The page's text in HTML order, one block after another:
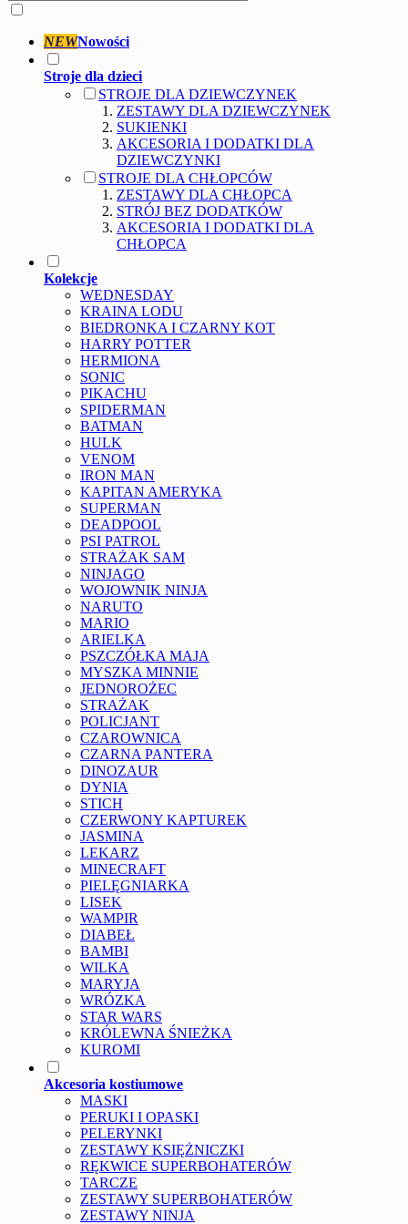
NEWNowości
Stroje dla dzieci
STROJE DLA DZIEWCZYNEK
ZESTAWY DLA DZIEWCZYNEK
SUKIENKI
AKCESORIA I DODATKI DLA
DZIEWCZYNKI
STROJE DLA CHŁOPCÓW
ZESTAWY DLA CHŁOPCA
STRÓJ BEZ DODATKÓW
AKCESORIA I DODATKI DLA
CHŁOPCA
Kolekcje
WEDNESDAY
KRAINA LODU
BIEDRONKA I CZARNY KOT
HARRY POTTER
HERMIONA
SONIC
PIKACHU
SPIDERMAN
BATMAN
HULK
VENOM
IRON MAN
KAPITAN AMERYKA
SUPERMAN
DEADPOOL
PSI PATROL
STRAŻAK SAM
NINJAGO
WOJOWNIK NINJA
NARUTO
MARIO
ARIELKA
PSZCZÓŁKA MAJA
MYSZKA MINNIE
JEDNOROŻEC
STRAŻAK
POLICJANT
CZAROWNICA
CZARNA PANTERA
DINOZAUR
DYNIA
STICH
CZERWONY KAPTUREK
JASMINA
LEKARZ
MINECRAFT
PIELĘGNIARKA
LISEK
WAMPIR
DIABEŁ
BAMBI
WILKA
MARYJA
WRÓZKA
STAR WARS
KRÓLEWNA ŚNIEŻKA
KUROMI
Akcesoria kostiumowe
MASKI
PERUKI I OPASKI
PELERYNKI
ZESTAWY KSIĘŻNICZKI
RĘKWICE SUPERBOHATERÓW
TARCZE
ZESTAWY SUPERBOHATERÓW
ZESTAWY NINJA